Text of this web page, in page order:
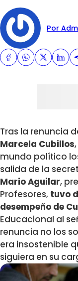
Por
Tras la renuncia
Marcela Cubillos
mundo político
salida de la
Mario Aguilar,
Profesores, tuvo
desempeño de
Educacional al
renuncia no los
era insostenible
siguiera en su